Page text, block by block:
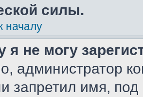
силы.
началу
я не могу
администратор
запретил имя,